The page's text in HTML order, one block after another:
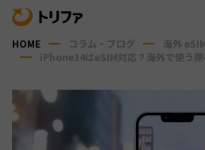
HOME コラム・ブログ
海外
iPhone14はeSIM対応？海外で使う